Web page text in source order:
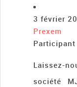
3 février
Prexem
Participant
Laissez-
société